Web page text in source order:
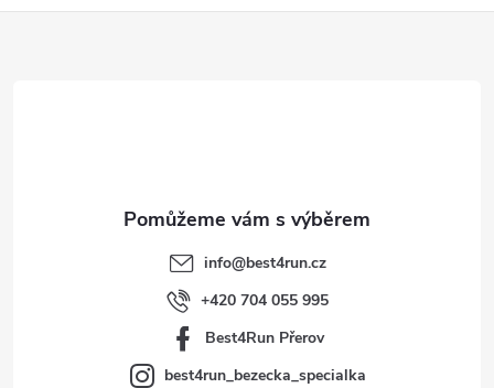
info@best4run.cz
+420 704 055 995
Best4Run Přerov
best4run_bezecka_specialka